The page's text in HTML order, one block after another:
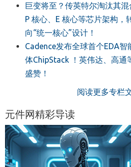
巨变将至？传英特尔淘汰其混
P 核心、E 核心等芯片架构，
向“统一核心”设计！
Cadence发布全球首个EDA智
体ChipStack ！英伟达、高通
盛赞！
阅读更多专栏
元件网精彩导读